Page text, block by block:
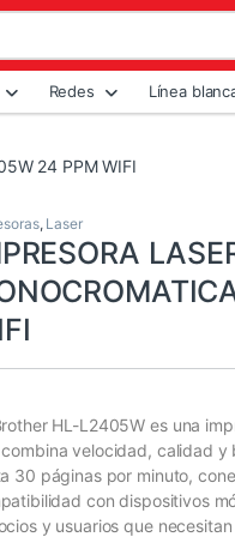
Redes Línea
24 PPM WIFI
, Laser
HL-L2405W es una
velocidad, calidad y
30 páginas por minuto,
con dispositivos
y usuarios que